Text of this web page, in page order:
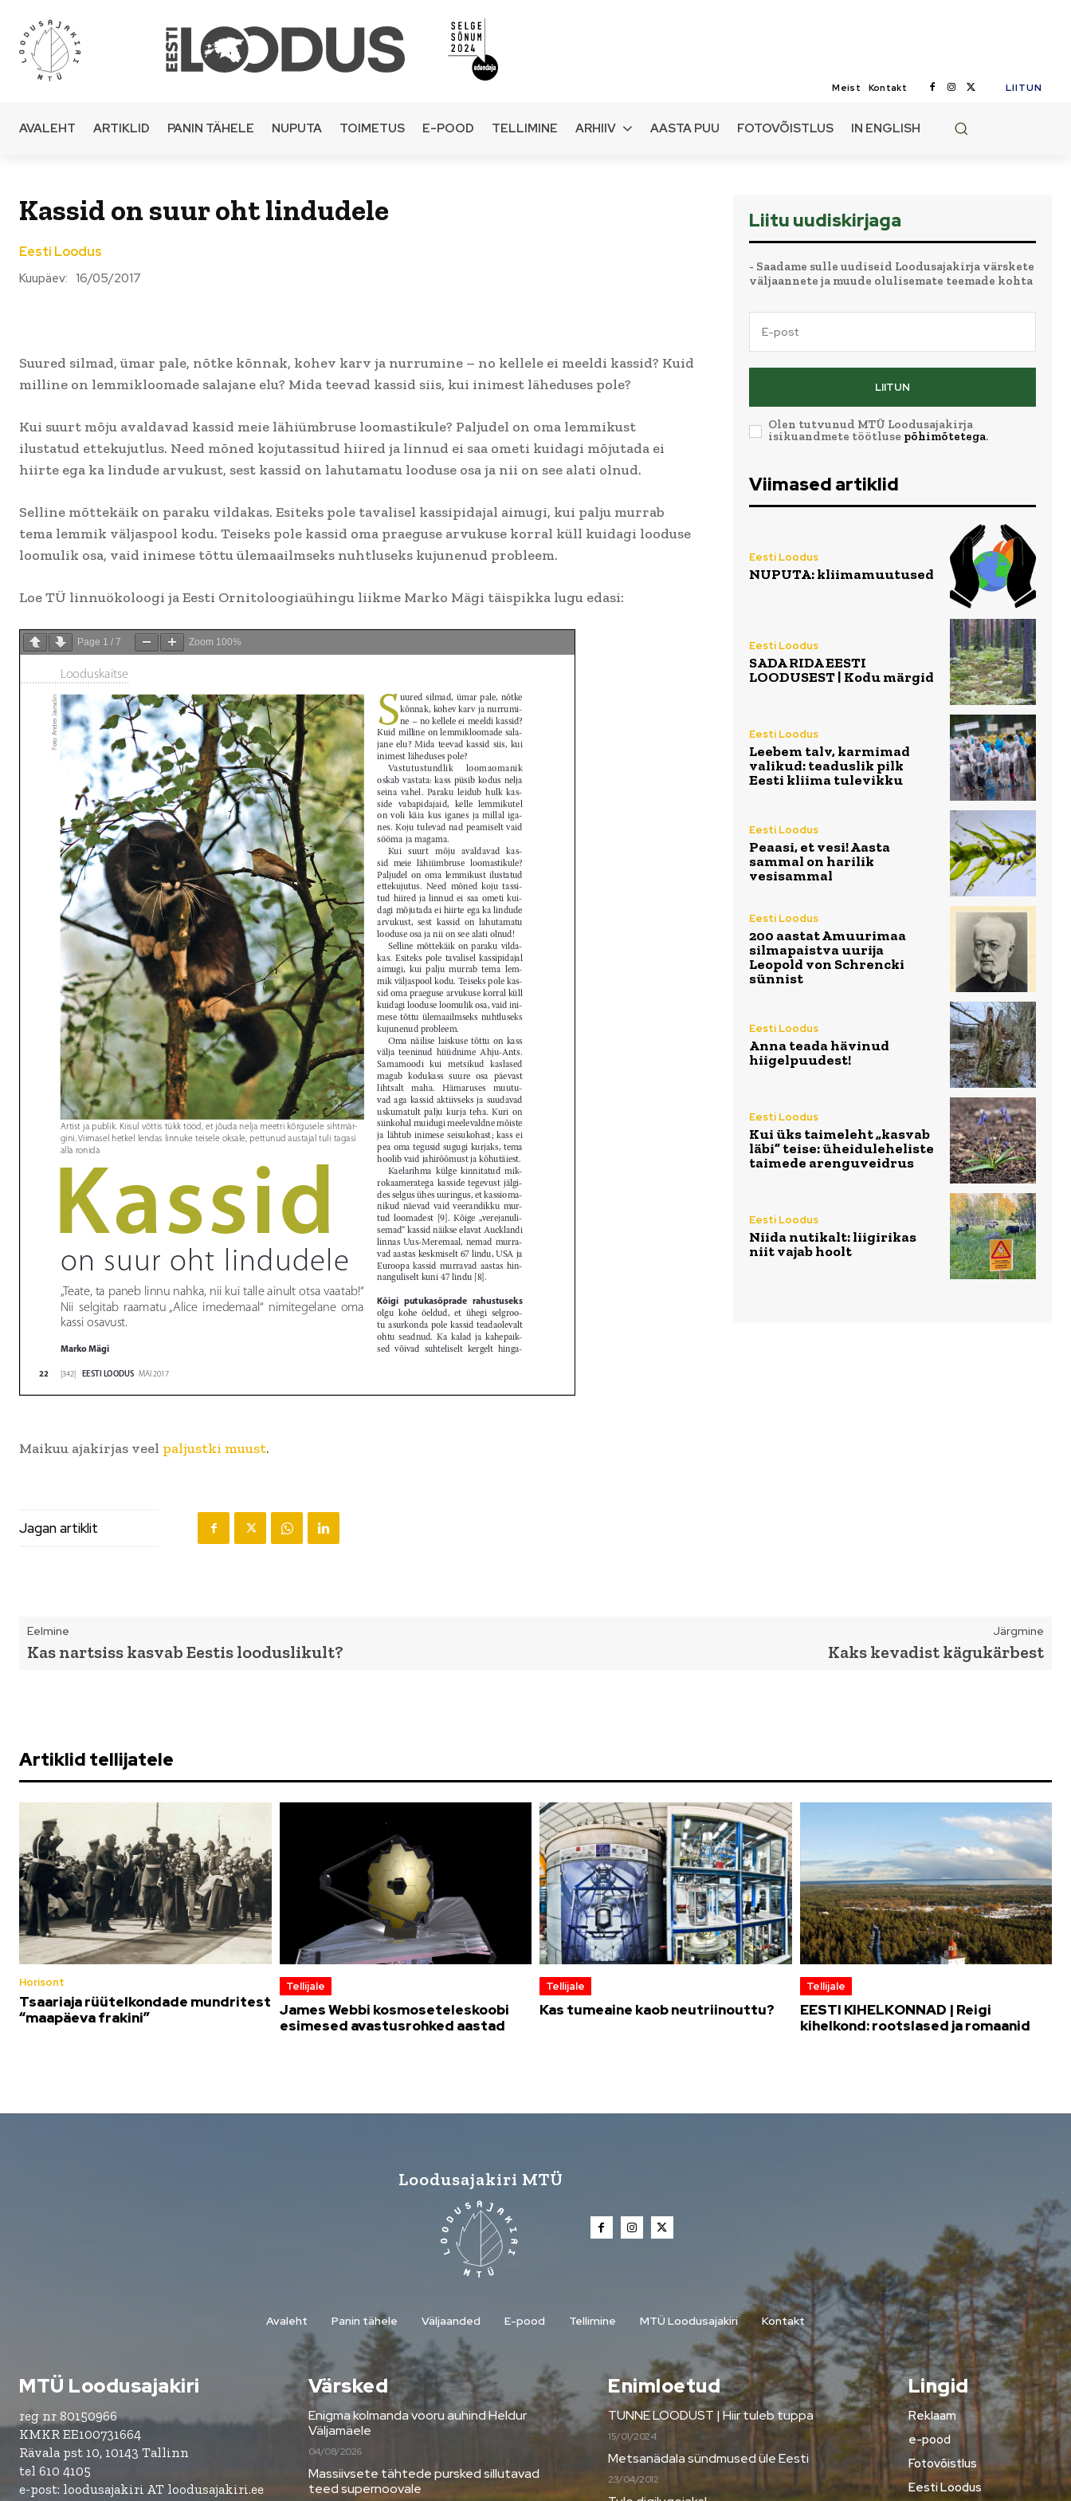
Meist Kontakt LIITUN
AVALEHT ARTIKLID PANIN TÄHELE NUPUTA TOIMETUS E-POOD TELLIMINE ARHIIV AASTA PUU FOTOVÕISTLUS IN ENGLISH
Kassid on suur oht lindudele
Eesti Loodus
Kuupäev: 16/05/2017
Suured silmad, ümar pale, nõtke kõnnak, kohev karv ja nurrumine – no kellele ei meeldi kassid? Kuid
milline on lemmikloomade salajane elu? Mida teevad kassid siis, kui inimest läheduses pole?
Kui suurt mõju avaldavad kassid meie lähiümbruse loomastikule? Paljudel on oma lemmikust
ilustatud ettekujutlus. Need mõned kojutassitud hiired ja linnud ei saa ometi kuidagi mõjutada ei
hiirte ega ka lindude arvukust, sest kassid on lahutamatu looduse osa ja nii on see alati olnud.
Selline mõttekäik on paraku vildakas. Esiteks pole tavalisel kassipidajal aimugi, kui palju murrab
tema lemmik väljaspool kodu. Teiseks pole kassid oma praeguse arvukuse korral küll kuidagi looduse
loomulik osa, vaid inimese tõttu ülemaailmseks nuhtluseks kujunenud probleem.
Loe TÜ linnuökoloogi ja Eesti Ornitoloogiaühingu liikme Marko Mägi täispikka lugu edasi:
Page 1 / 7 Zoom 100%
Maikuu ajakirjas veel paljustki muust.
Jagan artiklit
Liitu uudiskirjaga
- Saadame sulle uudiseid Loodusajakirja värskete
väljaannete ja muude olulisemate teemade kohta
LIITUN
Olen tutvunud MTÜ Loodusajakirja
isikuandmete töötluse põhimõtetega.
Viimased artiklid
Eesti Loodus
NUPUTA: kliimamuutused
Eesti Loodus
SADA RIDA EESTI
LOODUSEST | Kodu märgid
Eesti Loodus
Leebem talv, karmimad
valikud: teaduslik pilk
Eesti kliima tulevikku
Eesti Loodus
Peaasi, et vesi! Aasta
sammal on harilik
vesisammal
Eesti Loodus
200 aastat Amuurimaa
silmapaistva uurija
Leopold von Schrencki
sünnist
Eesti Loodus
Anna teada hävinud
hiigelpuudest!
Eesti Loodus
Kui üks taimeleht „kasvab
läbi” teise: üheiduleheliste
taimede arenguveidrus
Eesti Loodus
Niida nutikalt: liigirikas
niit vajab hoolt
Eelmine
Kas nartsiss kasvab Eestis looduslikult?
Järgmine
Kaks kevadist kägukärbest
Artiklid tellijatele
Horisont
Tsaariaja rüütelkondade mundritest
“maapäeva frakini”
Tellijale
James Webbi kosmoseteleskoobi
esimesed avastusrohked aastad
Tellijale
Kas tumeaine kaob neutriinouttu?
Tellijale
EESTI KIHELKONNAD | Reigi
kihelkond: rootslased ja romaanid
Loodusajakiri MTÜ
Avaleht Panin tähele Väljaanded E-pood Tellimine MTÜ Loodusajakiri Kontakt
MTÜ Loodusajakiri
reg nr 80150966
KMKR EE100731664
Rävala pst 10, 10143 Tallinn
tel 610 4105
e-post: loodusajakiri AT loodusajakiri.ee
Värsked
Enigma kolmanda vooru auhind Heldur
Väljamäele
04/08/2026
Massiivsete tähtede pursked sillutavad
teed supernoovale
Enimloetud
TUNNE LOODUST | Hiir tuleb tuppa
15/01/2024
Metsanädala sündmused üle Eesti
23/04/2012
Lingid
Reklaam
e-pood
Fotovõistlus
Eesti Loodus